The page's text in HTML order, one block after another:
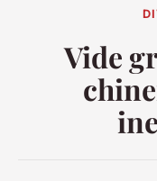
Vide